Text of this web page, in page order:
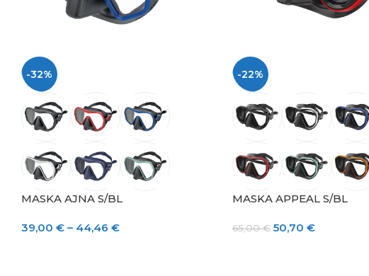
-32%
MASKA AJNA S/BL
39,00 € – 44,46 €
-22%
MASKA APPEAL S/BL
65,00€ 50,70 €